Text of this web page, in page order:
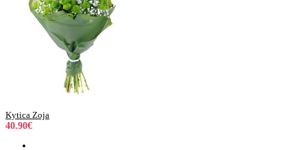
Kytica Zoja
40.90€